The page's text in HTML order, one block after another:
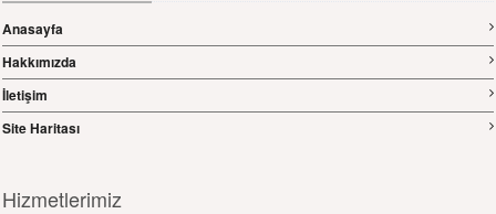
Anasayfa
Hakkımızda
İletişim
Site Haritası
Hizmetlerimiz